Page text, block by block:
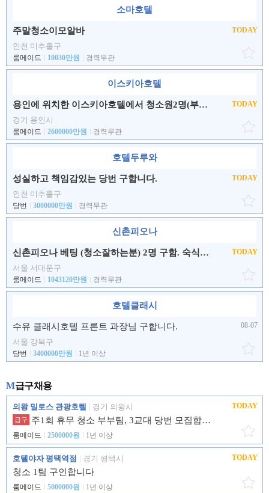
소마호텔
주말청소이모알바
인천 미추홀구
룸메이드 10030만원 경력무관
TODAY
이스키아호텔
용인에 위치한 이스키아호텔에서 청소원2명(부부,자매)을 모집합니다..
경기 용인시
룸메이드 2600000만원 경력무관
TODAY
호텔두루와
성실하고 책임감있는 당번 구합니다.
인천 미추홀구
당번 3000000만원 경력무관
TODAY
신촌피오나
신촌피오나 베팅 (청소잘하는분) 2명 구함. 숙식제공 월4회휴무
서울 서대문구
룸메이드 1043120만원 경력무관
TODAY
호텔클래시
수유 클래시호텔 프론트 과장님 구합니다.
서울 강북구
당번 3400000만원 1년 이상
08-07
M급구채용
의왕 밀로스 관광호텔 경기 의왕시
급구 주1회 휴무 청소 부부팀, 3교대 당번 모집합니다.
룸메이드 2500000원 1년 이상
TODAY
호텔야자 평택역점 경기 평택시
청소 1팀 구인합니다
룸메이드 5000000원 1년 이상
TODAY